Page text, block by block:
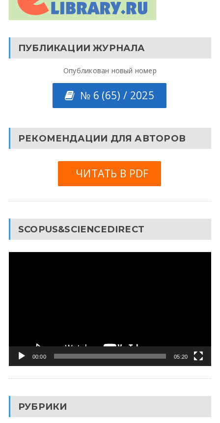
ПУБЛИКАЦИИ ЖУРНАЛА
Опубликован новый номер
№ 6 (65) / 2025
РЕКОМЕНДАЦИИ ДЛЯ АВТОРОВ
ЧИТАТЬ В PDF
SCOPUS&SCIENCEDIRECT
00:00 05:20
РУБРИКИ